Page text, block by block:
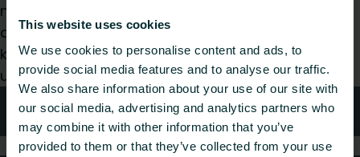
This website uses cookies
We use cookies to personalise content and ads, to
provide social media features and to analyse our traffic.
We also share information about your use of our site with
our social media, advertising and analytics partners who
may combine it with other information that you’ve
provided to them or that they’ve collected from your use
montuotojas, architektas, projektuotojas,
didmenininkas ar galutinis vartotojas, pasirinkite
kategoriją ir mes mielai išnagrinėsime jūsų
užklausą.
Kontaktai